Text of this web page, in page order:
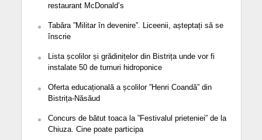
restaurant McDonald’s
Tabăra ”Militar în devenire”. Liceenii, așteptați să se
înscrie
Lista școlilor și grădinițelor din Bistrița unde vor fi
instalate 50 de turnuri hidroponice
Oferta educațională a școlilor ”Henri Coandă” din
Bistrița-Năsăud
Concurs de bătut toaca la ”Festivalul prieteniei” de la
Chiuza. Cine poate participa